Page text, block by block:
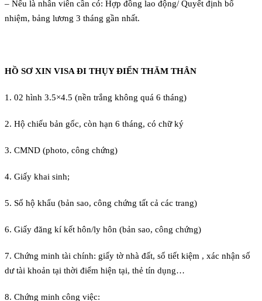
– Nếu là nhân viên cần có: Hợp đồng lao động/ Quyết định bổ
nhiệm, bảng lương 3 tháng gần nhất.
HỒ SƠ XIN VISA ĐI THỤY ĐIỂN THĂM THÂN
1. 02 hình 3.5×4.5 (nền trắng không quá 6 tháng)
2. Hộ chiếu bản gốc, còn hạn 6 tháng, có chữ ký
3. CMND (photo, công chứng)
4. Giấy khai sinh;
5. Sổ hộ khẩu (bản sao, công chứng tất cả các trang)
6. Giấy đăng kí kết hôn/ly hôn (bản sao, công chứng)
7. Chứng minh tài chính: giấy tờ nhà đất, sổ tiết kiệm , xác nhận số
dư tài khoản tại thời điểm hiện tại, thẻ tín dụng…
8. Chứng minh công việc: